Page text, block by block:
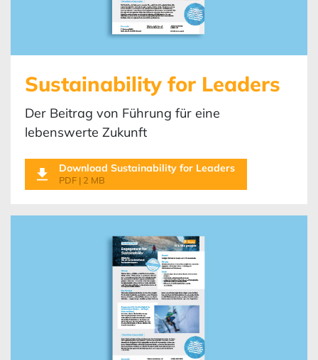
Sustainability for Leaders
Der Beitrag von Führung für eine
lebenswerte Zukunft
Download Sustainability for Leaders
PDF | 2 MB